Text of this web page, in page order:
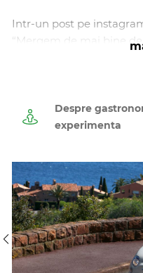
Intr-un post pe
“Mergem de mai bine de
Programul a fost gandit
plecare joi seara si retur
Pentru o experienta
Fiat 500 cu care sa va
inguste pentru a ajunge
Despre
experimenta